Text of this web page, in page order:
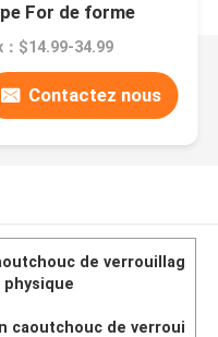
For de forme
：$14.99-34.99
Contactez nous
de verrouillag
caoutchouc de verroui